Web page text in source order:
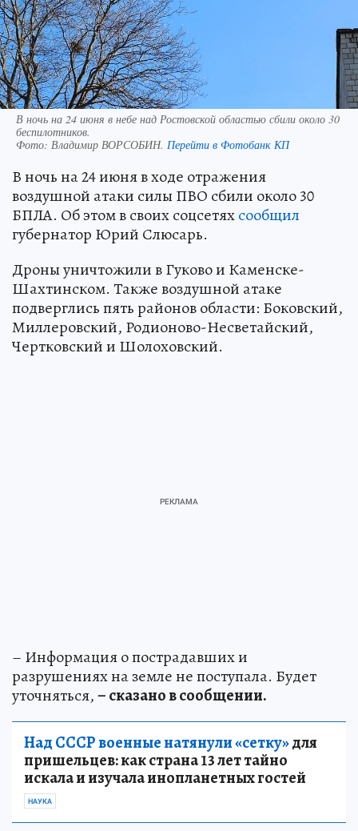
В ночь на 24 июня в небе над Ростовской областью сбили около 30
беспилотников.
Фото: Владимир ВОРСОБИН. Перейти в Фотобанк КП
В ночь на 24 июня в ходе отражения
воздушной атаки силы ПВО сбили около 30
БПЛА. Об этом в своих соцсетяхсообщил
губернатор Юрий Слюсарь.
Дроны уничтожили в Гуково и Каменске-
Шахтинском. Также воздушной атаке
подверглись пять районов области: Боковский,
Миллеровский, Родионово-Несветайский,
Чертковский и Шолоховский.
– Информация о пострадавших и
разрушениях на земле не поступала. Будет
уточняться,– сказано в сообщении.
Над СССР военные натянули «сетку»для
пришельцев: как страна 13 лет тайно
искала и изучала инопланетных гостей
НАУКА